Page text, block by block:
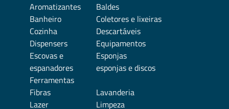
Aromatizantes
Baldes
Banheiro
Coletores e lixeiras
Cozinha
Descartáveis
Dispensers
Equipamentos
Escovas e
espanadores
Esponjas
esponjas e discos
Ferramentas
Fibras
Lavanderia
Lazer
Limpeza